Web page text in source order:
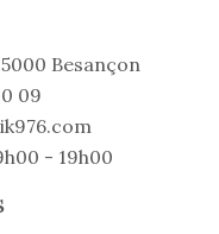
Besançon
09
- 19h00